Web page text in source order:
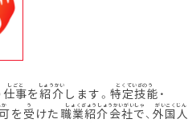
仕事を紹介 します。 特定技能 ・
を受 けた 職業紹介会社で、 外国人